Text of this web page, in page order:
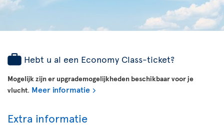
Hebt u al een Economy Class-ticket?
Mogelijk zijn er upgrademogelijkheden beschikbaar voor je
vlucht. Meer informatie
Extra informatie